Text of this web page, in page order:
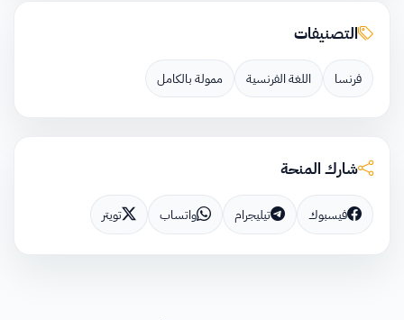
التصنيفات
فرنسا اللغة الفرنسية ممولة بالكامل
شارك المنحة
فيسبوك تيليجرام واتساب تويتر